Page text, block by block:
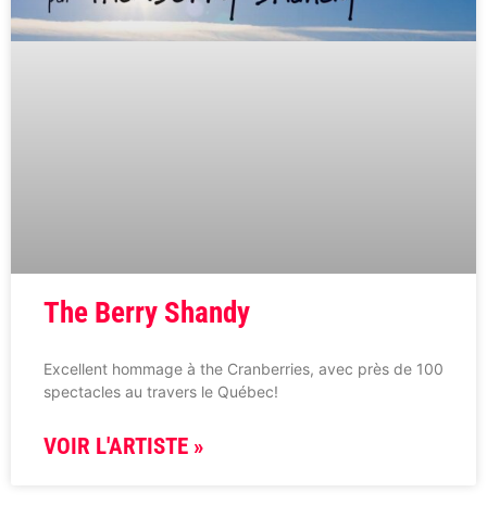
The Berry Shandy
Excellent hommage à the Cranberries, avec près de 100
spectacles au travers le Québec!
VOIR L'ARTISTE »